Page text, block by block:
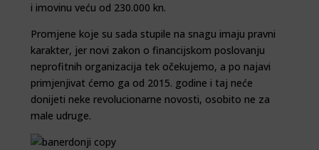
i imovinu veću od 230.000 kn.
Promjene koje su sada stupile na snagu imaju pravni
karakter, jer novi zakon o financijskom poslovanju
neprofitnih organizacija tek očekujemo, a po najavi
primjenjivat ćemo ga od 2015. godine i taj neće
donijeti neke revolucionarne novosti, osobito ne za
male udruge.